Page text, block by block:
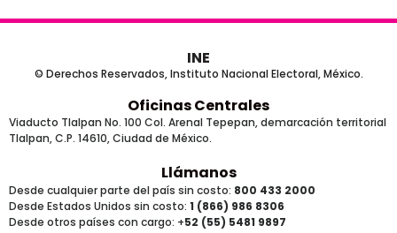
INE
© Derechos Reservados, Instituto Nacional Electoral, México.
Oficinas Centrales
Viaducto Tlalpan No. 100 Col. Arenal Tepepan, demarcación territorial
Tlalpan, C.P. 14610, Ciudad de México.
Llámanos
Desde cualquier parte del país sin costo: 800 433 2000
Desde Estados Unidos sin costo: 1 (866) 986 8306
Desde otros países con cargo: +52 (55) 5481 9897